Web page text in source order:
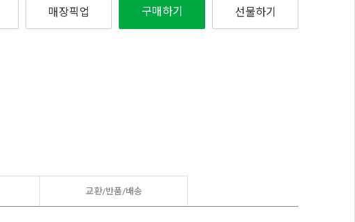
매장픽업 구매하기 선물하기
교환/반품/배송